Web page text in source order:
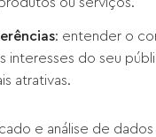
: entender o
interesses do seu
atrativas.
e análise de